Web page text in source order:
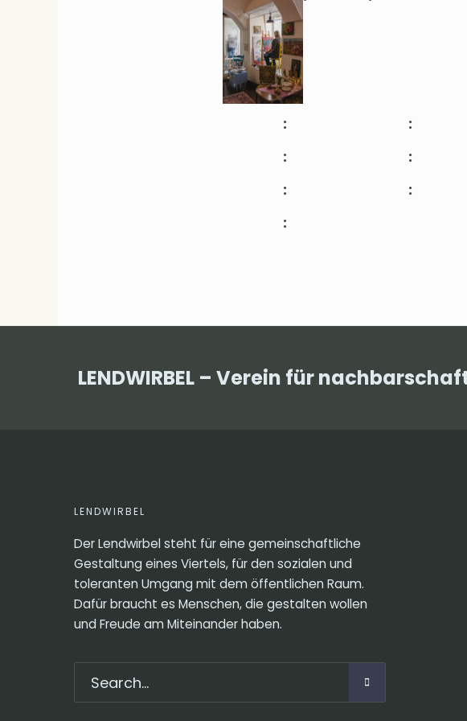
LENDWIRBEL – Verein für
LENDWIRBEL
Der Lendwirbel steht für eine gemeinschaftliche
Gestaltung eines Viertels, für den sozialen und
toleranten Umgang mit dem öffentlichen Raum.
Dafür braucht es Menschen, die gestalten wollen
und Freude am Miteinander haben.